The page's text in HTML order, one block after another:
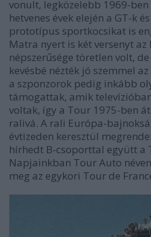
vonult, legközelebb 1969-ben
hetvenes évek elején a GT-k
prototípus sportkocsikat is
Matra nyert is két versenyt az
népszerűsége töretlen volt,
kevésbé nézték jó szemmel
a szponzorok pedig inkább
támogattak, amik
voltak, így a Tour 1975-ben
ralivá. A rali Európa-
évtizeden keresztül
hírhedt B-csoporttal együtt a
Napjainkban Tour Auto
meg az egykori Tour de